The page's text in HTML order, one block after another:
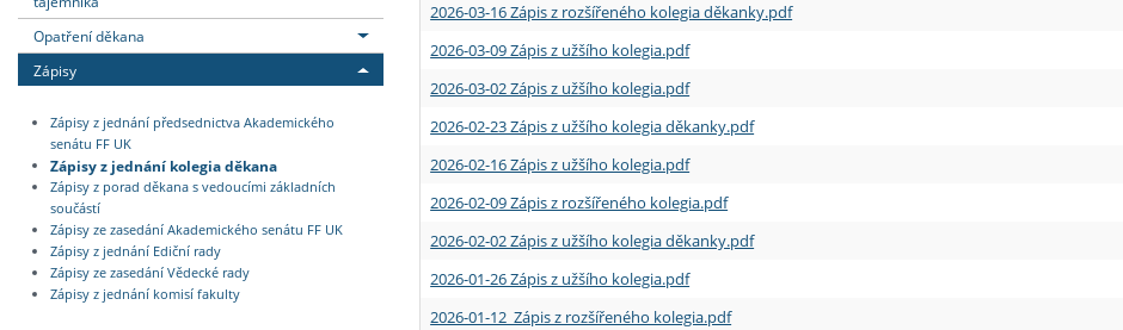
Opatření děkana
Zápisy
Zápisy z jednání předsednictva Akademického
senátu FF UK
Zápisy z jednání kolegia děkana
Zápisy z porad děkana s vedoucími základních
součástí
Zápisy ze zasedání Akademického senátu FF UK
Zápisy z jednání Ediční rady
Zápisy ze zasedání Vědecké rady
Zápisy z jednání komisí fakulty
2026-03-16 Zápis z rozšířeného kolegia děkanky.pdf
2026-03-09 Zápis z užšího kolegia.pdf
2026-03-02 Zápis z užšího kolegia.pdf
2026-02-23 Zápis z užšího kolegia děkanky.pdf
2026-02-16 Zápis z užšího kolegia.pdf
2026-02-09 Zápis z rozšířeného kolegia.pdf
2026-02-02 Zápis z užšího kolegia děkanky.pdf
2026-01-26 Zápis z užšího kolegia.pdf
2026-01-12 Zápis z rozšířeného kolegia.pdf